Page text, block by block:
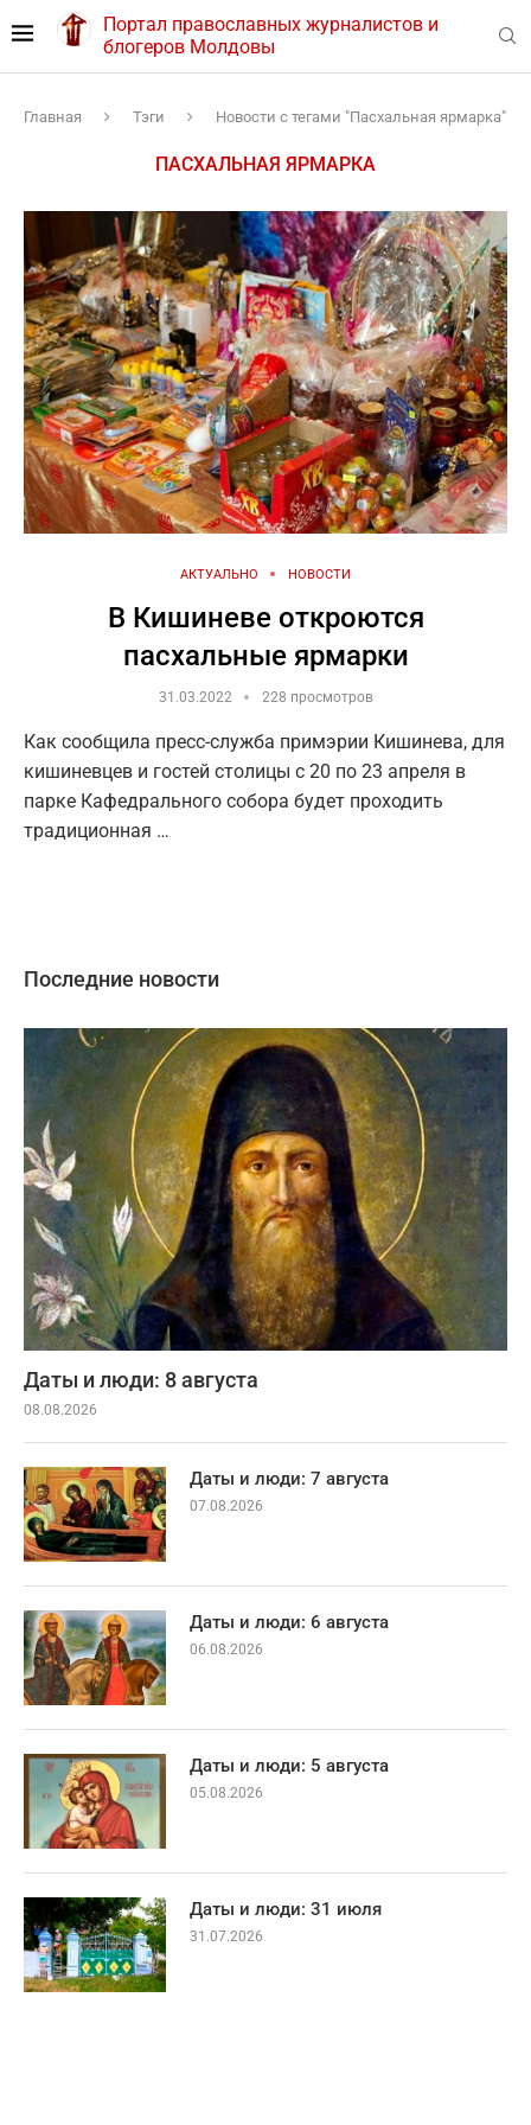
Портал православных журналистов и
блогеров Молдовы
Главная Тэги Новости с тегами "Пасхальная ярмарка"
ПАСХАЛЬНАЯ ЯРМАРКА
АКТУАЛЬНО НОВОСТИ
В Кишиневе откроются
пасхальные ярмарки
31.03.2022 228 просмотров
Как сообщила пресс-служба примэрии Кишинева, для
кишиневцев и гостей столицы с 20 по 23 апреля в
парке Кафедрального собора будет проходить
традиционная …
Последние новости
Даты и люди: 8 августа
08.08.2026
Даты и люди: 7 августа
07.08.2026
Даты и люди: 6 августа
06.08.2026
Даты и люди: 5 августа
05.08.2026
Даты и люди: 31 июля
31.07.2026